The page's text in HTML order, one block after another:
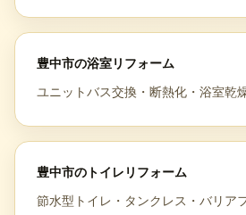
豊中市の浴室リフォーム
ユニットバス交換・断熱化・浴室乾
豊中市の トイレリフォーム
節水型トイレ・タンクレス・バリア